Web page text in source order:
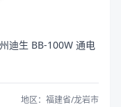
迪生 BB-100W 通电
地区：福建省/龙岩市